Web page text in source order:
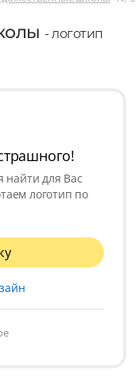
- логотип
найти для Вас
логотип по